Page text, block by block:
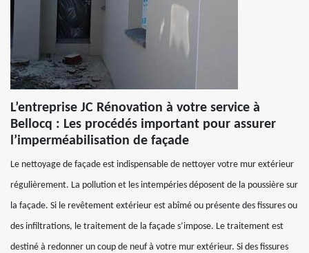
L’entreprise JC Rénovation à votre service à
Bellocq : Les procédés important pour assurer
l’imperméabilisation de façade
Le nettoyage de façade est indispensable de nettoyer votre mur extérieur
régulièrement. La pollution et les intempéries déposent de la poussière sur
la façade. Si le revêtement extérieur est abîmé ou présente des fissures ou
des infiltrations, le traitement de la façade s’impose. Le traitement est
destiné à redonner un coup de neuf à votre mur extérieur. Si des fissures